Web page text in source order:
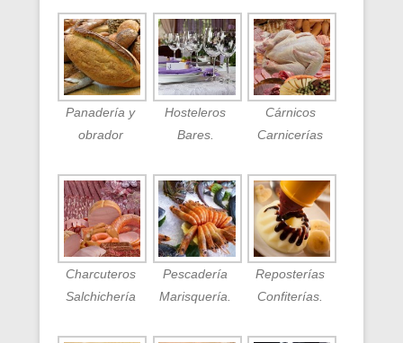
Panadería y
obrador
Hosteleros
Bares.
Cárnicos
Carnicerías
Charcuteros
Salchichería
Pescadería
Marisquería.
Reposterías
Confiterías.